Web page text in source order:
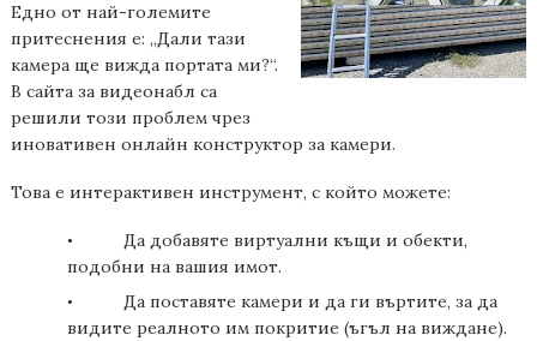
Едно от най-големите
притеснения е: „Дали тази
камера ще вижда портата ми?“.
В сайта за видеонабл са
решили този проблем чрез
иновативен онлайн конструктор за камери.
Това е интерактивен инструмент, с който можете:
•
Да добавяте виртуални къщи и обекти,
подобни на вашия имот.
•
Да поставяте камери и да ги въртите, за да
видите реалното им покритие (ъгъл на виждане).